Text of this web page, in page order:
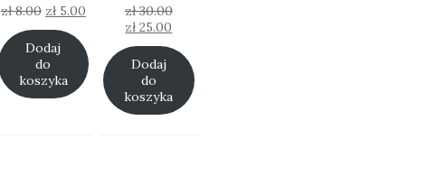
zł8.00 Pierwotna
wynosiła:
zł 8.00.
zł5.00Aktualna
zł 5.00.
Dodaj
do
koszyka
zł30.00Pierwotna
zł 30.00.
zł25.00
wynosi:
zł 25.00.
Dodaj
do
koszyka